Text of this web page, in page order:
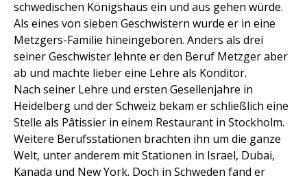
schwedischen Königshaus ein und aus gehen würde.
Als eines von sieben Geschwistern wurde er in eine
Metzgers-Familie hineingeboren. Anders als drei
seiner Geschwister lehnte er den Beruf Metzger aber
ab und machte lieber eine Lehre als Konditor.
Nach seiner Lehre und ersten Gesellenjahre in
Heidelberg und der Schweiz bekam er schließlich eine
Stelle als Pâtissier in einem Restaurant in Stockholm.
Weitere Berufsstationen brachten ihn um die ganze
Welt, unter anderem mit Stationen in Israel, Dubai,
Kanada und New York. Doch in Schweden fand er